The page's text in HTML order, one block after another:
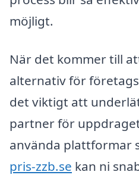
möjligt.
När det kommer till
alternativ för
det viktigt att
partner för
använda plattformar
pris-zzb.se kan ni